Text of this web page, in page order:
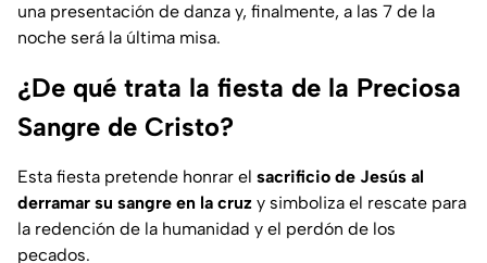
una presentación de danza y, finalmente, a las 7 de la
noche será la última misa.
¿De qué trata la fiesta de la Preciosa
Sangre de Cristo?
Esta fiesta pretende honrar el sacrificio de Jesús al
derramar su sangre en la cruz y simboliza el rescate para
la redención de la humanidad y el perdón de los
pecados.